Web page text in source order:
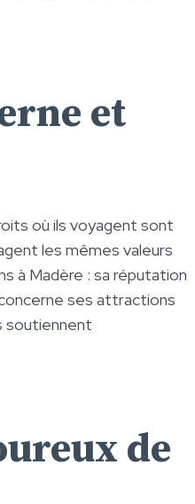
et
où ils voyagent sont
les mêmes valeurs
à Madère : sa réputation
ses attractions
soutiennent
de